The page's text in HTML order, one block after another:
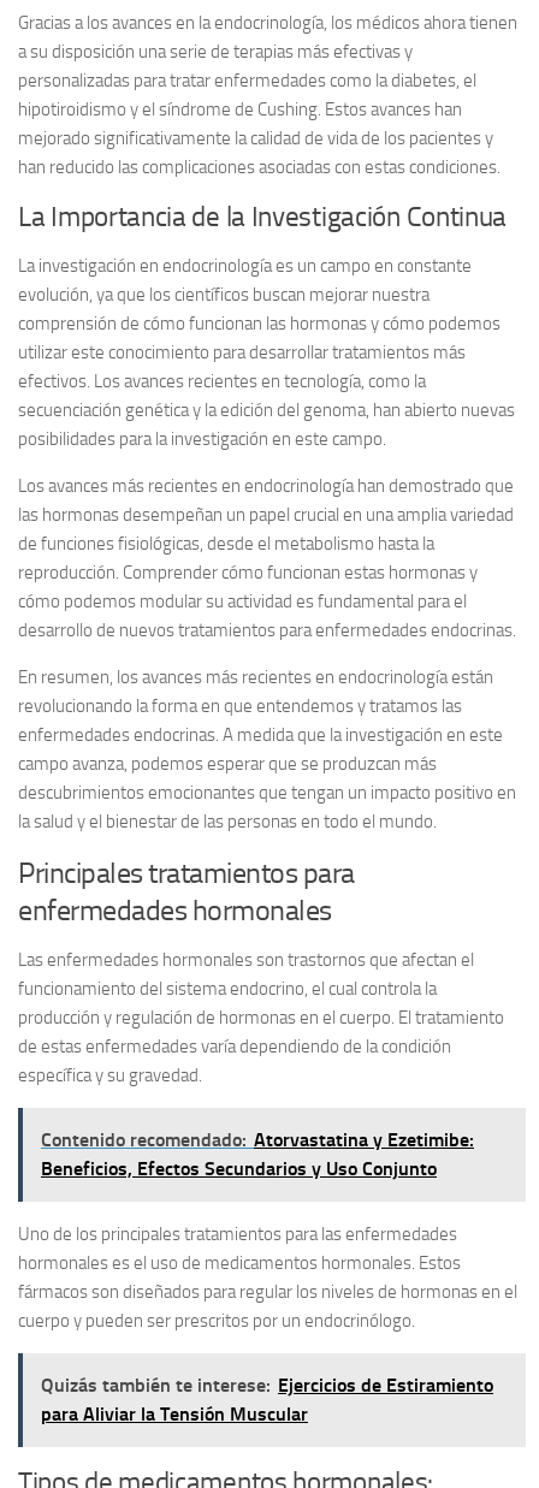
Gracias a los avances en la endocrinología, los médicos ahora tienen
a su disposición una serie de terapias más efectivas y
personalizadas para tratar enfermedades como la diabetes, el
hipotiroidismo y el síndrome de Cushing. Estos avances han
mejorado significativamente la calidad de vida de los pacientes y
han reducido las complicaciones asociadas con estas condiciones.
La Importancia de la Investigación Continua
La investigación en endocrinología es un campo en constante
evolución, ya que los científicos buscan mejorar nuestra
comprensión de cómo funcionan las hormonas y cómo podemos
utilizar este conocimiento para desarrollar tratamientos más
efectivos. Los avances recientes en tecnología, como la
secuenciación genética y la edición del genoma, han abierto nuevas
posibilidades para la investigación en este campo.
Los avances más recientes en endocrinología han demostrado que
las hormonas desempeñan un papel crucial en una amplia variedad
de funciones fisiológicas, desde el metabolismo hasta la
reproducción. Comprender cómo funcionan estas hormonas y
cómo podemos modular su actividad es fundamental para el
desarrollo de nuevos tratamientos para enfermedades endocrinas.
En resumen, los avances más recientes en endocrinología están
revolucionando la forma en que entendemos y tratamos las
enfermedades endocrinas. A medida que la investigación en este
campo avanza, podemos esperar que se produzcan más
descubrimientos emocionantes que tengan un impacto positivo en
la salud y el bienestar de las personas en todo el mundo.
Principales tratamientos para
enfermedades hormonales
Las enfermedades hormonales son trastornos que afectan el
funcionamiento del sistema endocrino, el cual controla la
producción y regulación de hormonas en el cuerpo. El tratamiento
de estas enfermedades varía dependiendo de la condición
específica y su gravedad.
Contenido recomendado: Atorvastatina y Ezetimibe:
Beneficios, Efectos Secundarios y Uso Conjunto
Uno de los principales tratamientos para las enfermedades
hormonales es el uso de medicamentos hormonales. Estos
fármacos son diseñados para regular los niveles de hormonas en el
cuerpo y pueden ser prescritos por un endocrinólogo.
Quizás también te interese: Ejercicios de Estiramiento
para Aliviar la Tensión Muscular